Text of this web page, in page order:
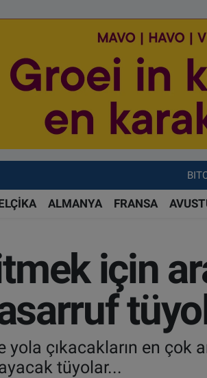
ALMANYA FRANSA
için
çıkacakların en çok
tüyolar...